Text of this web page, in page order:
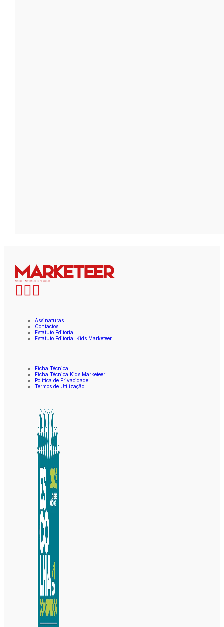
Assinaturas
Contactos
Estatuto Editorial
Estatuto Editorial Kids Marketeer
Ficha Técnica
Ficha Técnica Kids Marketeer
Política de Privacidade
Termos de Utilização